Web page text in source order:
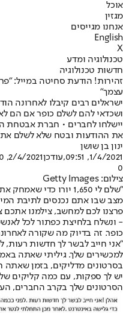
אוכל
מגזין
אנחנו מגייסים
English
X
טכנולוגיה ומדע
חדשות טכנולוגיה
זהירות! הודעת סחיטה במייל:
עצמך"
ישראלים רבים קיבלו לאחרונה
ושכדאי להם לשלם כופר אם הם
את ההודעות ובטח שלא לשלם
ינון בן שושן
1/4/2021, 09:51
,עודכן2/4/2021, 06:40
0
צילום: Getty Images
"שלם לי 1,650 יורו כדי שאמחק את הסרטונים המלוכלכים שלך":
מצב שבו אתם נכנסים לתיבת
פרצנו לכם למחשב, צילמנו אתכם
- ונשלח בלחיצת כפתור לכל
כופר. זה בדיוק מה שקורה
"אני חייב לבשר לך חדשות רעות,
למכשירים שלך. גיליתי שאתה
בסרטונים מדליקים, בזמן שאתה
יש לך ספקות, עם כמה קליקים
הסרטונים שלך בקרב החברים,